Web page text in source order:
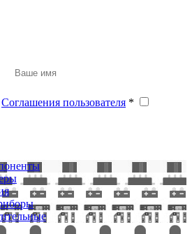
Соглашения пользователя *